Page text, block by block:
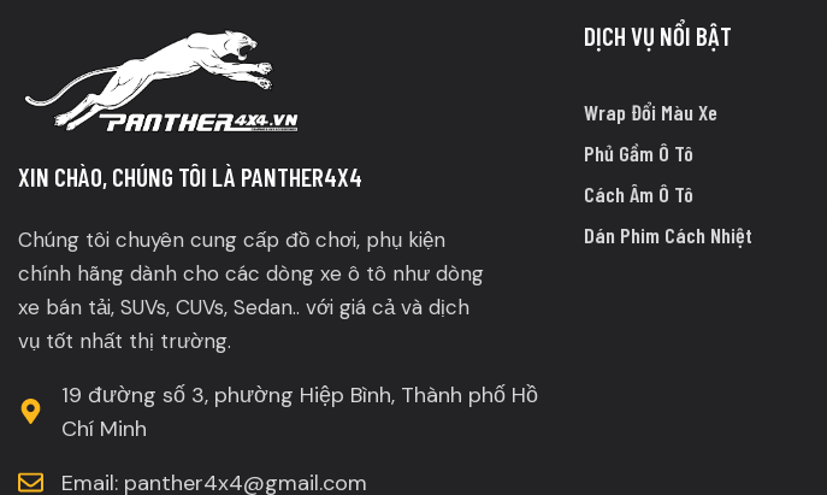
XIN CHÀO, CHÚNG TÔI LÀ PANTHER4X4
Chúng tôi chuyên cung cấp đồ chơi, phụ kiện
chính hãng dành cho các dòng xe ô tô như dòng
xe bán tải, SUVs, CUVs, Sedan.. với giá cả và dịch
vụ tốt nhất thị trường.
19 đường số 3, phường Hiệp Bình, Thành phố Hồ
Chí Minh
Email: panther4x4@gmail.com
DỊCH VỤ NỔI BẬT
Wrap Đổi Màu Xe
Phủ Gầm Ô Tô
Cách Âm Ô Tô
Dán Phim Cách Nhiệt